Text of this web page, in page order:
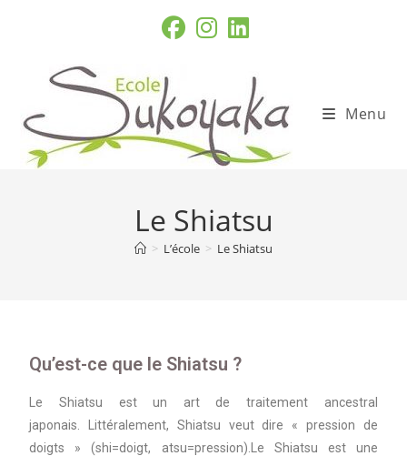
Menu
Le Shiatsu
> L’école > Le Shiatsu
Qu’est-ce que le Shiatsu ?
Le Shiatsu est un art de traitement ancestral
japonais.
Littéralement, Shiatsu veut dire « pression de
doigts » (shi=doigt, atsu=pression).
Le Shiatsu est une